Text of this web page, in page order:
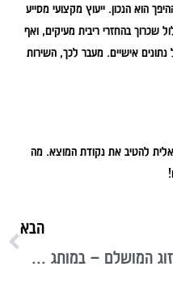
הוא הנכון. ייעוץ מקצועי מסייע
שכרוך בהחזרי ריבית מעיקים, ואף
אישיים. מעבר לכך, השירות
להטיב את נקודת המוצא. מה
הבא
הזוג המושלם – במותג שכולן מדברות עליו: נעלי הכלה של Pretty Ballerinas יעשו לכן את האירוע